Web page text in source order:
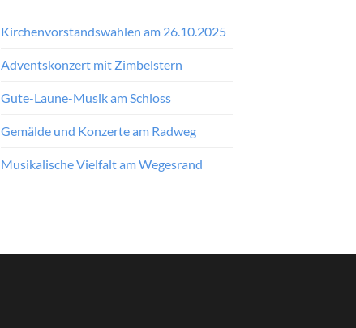
Kirchenvorstandswahlen am 26.10.2025
Adventskonzert mit Zimbelstern
Gute-Laune-Musik am Schloss
Gemälde und Konzerte am Radweg
Musikalische Vielfalt am Wegesrand